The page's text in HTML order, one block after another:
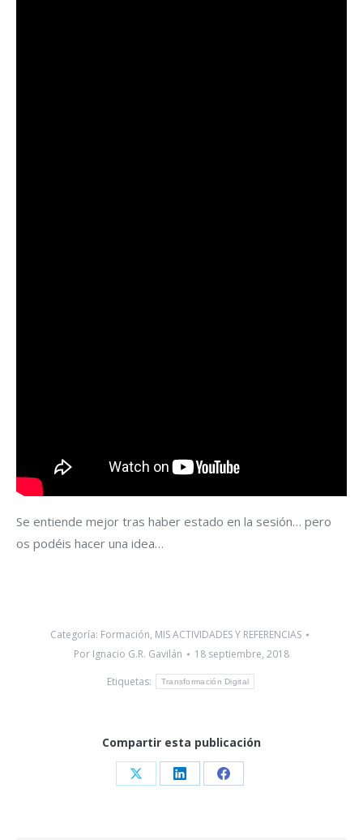
Se entiende mejor tras haber estado en la sesión… pero
os podéis hacer una idea…
Categoría: Formación, MIS ACTIVIDADES Y REFERENCIAS
Por Ignacio G.R. Gavilán
18 septiembre, 2018
Etiquetas:
Transformación Digital
Compartir esta publicación
Share Share Share